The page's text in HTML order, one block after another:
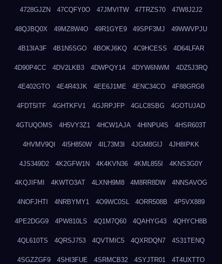
4728GJZN 47CQFY0O 47JMVITW 47TRZS70 47W8J2J2
48QJBQ0X 49MZ8W4O 49R1GYE9 49SPF3MJ 49WWVPJU
4B13IA3F 4B1N5SGO 4BOKJ6KQ 4C9HCESS 4D64LFAR
4D90P4CC 4DV2LKB3 4DWPQY14 4DYW6NWM 4DZ5J3RQ
4E402GTO 4E4R43JK 4EE6J1ME 4ENC34CO 4F88GRG8
4FDT5ITF 4GHTKFV1 4GJRPJFP 4GLC8SBG 4GOTUJAD
4GTUQOMS 4H5VY3Z1 4HCW1AJA 4HINPU4S 4HSR603T
4HVMV9QI 4I5H850W 4IL73M3I 4JGM8GIJ 4JH8IPKK
4JS349D2 4K2GFW1N 4K4KVN36 4KML855I 4KNS3G0Y
4KQJIFMI 4KWTO3AT 4LXNH9M8 4M8RR8DW 4NNSAVOG
4NOFJHTI 4NRBYMY1 4O9WC0SL 4ORR508B 4P5VX889
4PE2DGG9 4PW810LS 4Q1M7Q60 4QAHYG43 4QHYCH8B
4QL610TS 4QRSJ753 4QVTMIC5 4QXRDQN7 4S31TENQ
4SGZZGF9 4SHI3FUE 4SRMCB32 4SYJTR01 4T4UXTTO